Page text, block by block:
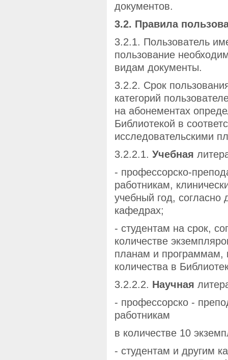
документов.
3.2. Правила
3.2.1. Пользователь
пользование
видам документы.
3.2.2. Срок
категорий
на абонементах
Библиотекой в
исследовательскими
3.2.2.1. Учебная
- профессорско-
работникам,
учебный год, согласно
кафедрах;
- студентам на срок,
количестве
планам и программам,
количества в
3.2.2.2. Научная
- профессорско -
работникам
в количестве 10
- студентам и другим